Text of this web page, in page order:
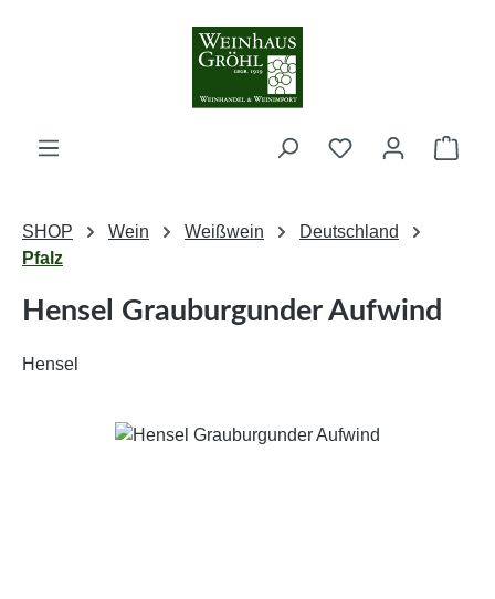
Zum Hauptinhalt springen
SHOP Wein Weißwein
Deutschland
Pfalz
Hensel Grauburgunder Aufwind
Hensel
Bildergalerie überspringen